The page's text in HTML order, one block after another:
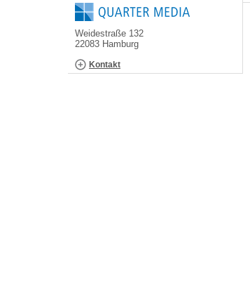
Weidestraße 132
22083 Hamburg
Kontakt